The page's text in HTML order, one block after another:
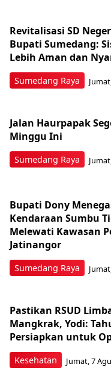
Sumedang Raya
Revitalisasi SD
Bupati Sumedang:
Lebih Aman dan
Sumedang Raya
Jalan Haurpapak
Minggu Ini
Sumedang Raya
Bupati Dony
Kendaraan Sumbu
Melewati Kawasan
Jatinangor
Kesehatan
Pastikan RSUD
Mangkrak, Yodi:
Persiapkan untuk
Jumat, 7